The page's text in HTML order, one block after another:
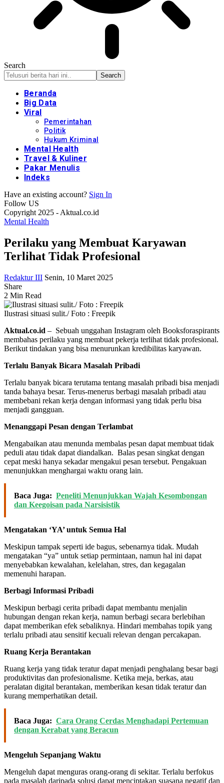
Search
Beranda
Big Data
Viral
Pemerintahan
Politik
Hukum Kriminal
Mental Health
Travel & Kuliner
Pakar Menulis
Indeks
Have an existing account? Sign In
Follow US
Copyright 2025 - Aktual.co.id
Mental Health
Perilaku yang Membuat Karyawan
Terlihat Tidak Profesional
Redaktur III Senin, 10 Maret 2025
Share
2 Min Read
Ilustrasi situasi sulit./ Foto : Freepik
Aktual.co.id – Sebuah unggahan Instagram oleh Booksforaspirants
membahas perilaku yang membuat pekerja terlihat tidak profesional.
Berikut tindakan yang bisa menurunkan kredibilitas karyawan.
Terlalu Banyak Bicara Masalah Pribadi
Terlalu banyak bicara terutama tentang masalah pribadi bisa menjadi
tanda bahaya besar. Terus-menerus berbagi masalah pribadi atau
membebani rekan kerja dengan informasi yang tidak perlu bisa
menjadi gangguan.
Menanggapi Pesan dengan Terlambat
Mengabaikan atau menunda membalas pesan dapat membuat tidak
peduli atau tidak dapat diandalkan. Balas pesan singkat dengan
cepat meski hanya sekadar mengakui pesan tersebut. Pengakuan
menunjukkan menghargai waktu orang lain.
Baca Juga: Peneliti Menunjukkan Wajah Kesombongan
dan Keegoisan pada Narsisistik
Mengatakan ‘YA’ untuk Semua Hal
Meskipun tampak seperti ide bagus, sebenarnya tidak. Mudah
mengatakan “ya” untuk setiap permintaan, namun hal ini dapat
menyebabkan kewalahan, kelelahan, stres, dan kegagalan
memenuhi harapan.
Berbagi Informasi Pribadi
Meskipun berbagi cerita pribadi dapat membantu menjalin
hubungan dengan rekan kerja, namun berbagi secara berlebihan
dapat memberikan efek sebaliknya. Hindari membahas topik yang
terlalu pribadi atau sensitif kecuali relevan dengan percakapan.
Ruang Kerja Berantakan
Ruang kerja yang tidak teratur dapat menjadi penghalang besar bagi
produktivitas dan profesionalisme. Ketika meja, berkas, atau
peralatan digital berantakan, memberikan kesan tidak teratur dan
kurang memperhatikan detail.
Baca Juga: Cara Orang Cerdas Menghadapi Pertemuan
dengan Kerabat yang Beracun
Mengeluh Sepanjang Waktu
Mengeluh dapat menguras orang-orang di sekitar. Terlalu berfokus
pada masalah daripada solusi dapat menciptakan suasana negatif dan